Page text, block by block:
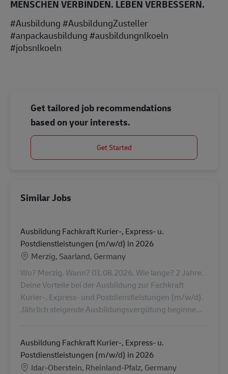
MENSCHEN VERBINDEN. LEBEN VERBESSERN.
#Ausbildung #AusbildungZusteller
#anpackausbildung #ausbildungnlkoeln
#jobsnlkoeln
Get tailored job recommendations
based on your interests.
Get Started
Similar Jobs
Ausbildung Fachkraft Kurier-, Express- u.
Postdienstleistungen (m/w/d) in 2026
Location
Merzig, Saarland, Germany
Wo? Merzig. Wann? 01.08.2026. Wie lange? 2 Jahre.
Deine Vorteile bei der Ausbildung zur Fachkraft
Kurier-, Express- und Postdienstleistungen (m/w/d).
Jährlich steigende Ausbildungsvergütung beginne...
Ausbildung Fachkraft Kurier-, Express- u.
Postdienstleistungen (m/w/d) in 2026
Location
Idar-Oberstein, Rheinland-Pfalz, Germany